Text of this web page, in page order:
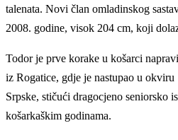
talenata. Novi član omladinskog
2008. godine, visok 204 cm, koji
Todor je prve korake u košarci
iz Rogatice, gdje je nastupao u
Srpske, stičući dragocjeno seniorsko
košarkaškim godinama.